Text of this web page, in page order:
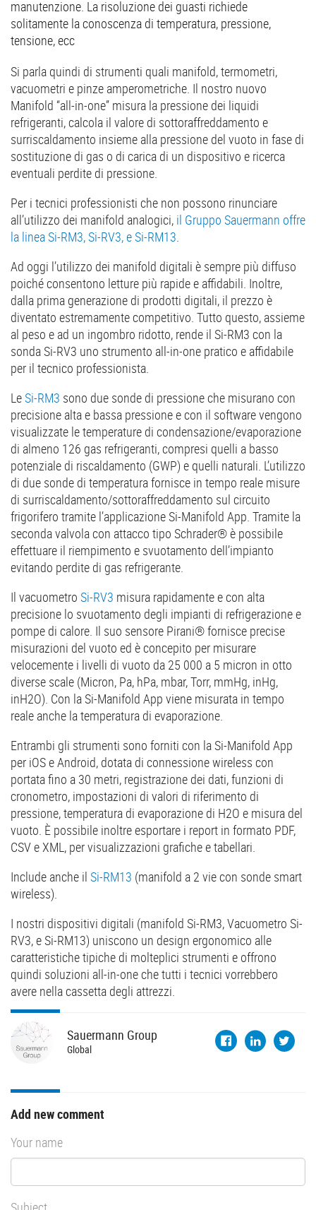
manutenzione. La risoluzione dei guasti richiede
solitamente la conoscenza di temperatura, pressione,
tensione, ecc
Si parla quindi di strumenti quali manifold, termometri,
vacuometri e pinze amperometriche. Il nostro nuovo
Manifold “all-in-one” misura la pressione dei liquidi
refrigeranti, calcola il valore di sottoraffreddamento e
surriscaldamento insieme alla pressione del vuoto in fase di
sostituzione di gas o di carica di un dispositivo e ricerca
eventuali perdite di pressione.
Per i tecnici professionisti che non possono rinunciare
all’utilizzo dei manifold analogici, il Gruppo Sauermann offre
la linea Si-RM3, Si-RV3, e Si-RM13
Ad oggi l’utilizzo dei manifold digitali è sempre più diffuso
poiché consentono letture più rapide e affidabili. Inoltre,
dalla prima generazione di prodotti digitali, il prezzo è
diventato estremamente competitivo. Tutto questo, assieme
al peso e ad un ingombro ridotto, rende il Si-RM3 con la
sonda Si-RV3 uno strumento all-in-one pratico e affidabile
per il tecnico professionista.
LeSi-RM3 sono due sonde di pressione che misurano con
precisione alta e bassa pressione e con il software vengono
visualizzate le temperature di condensazione/evaporazione
di almeno 126 gas refrigeranti, compresi quelli a basso
potenziale di riscaldamento (GWP) e quelli naturali. L’utilizzo
di due sonde di temperatura fornisce in tempo reale misure
di surriscaldamento/sottoraffreddamento sul circuito
frigorifero tramite l’applicazione Si-Manifold App. Tramite la
seconda valvola con attacco tipo Schrader® è possibile
effettuare il riempimento e svuotamento dell’impianto
evitando perdite di gas refrigerante.
Il vacuometro Si-RV3 misura rapidamente e con alta
precisione lo svuotamento degli impianti di refrigerazione e
pompe di calore. Il suo sensore Pirani® fornisce precise
misurazioni del vuoto ed è concepito per misurare
velocemente i livelli di vuoto da 25 000 a 5 micron in otto
diverse scale (Micron, Pa, hPa, mbar, Torr, mmHg, inHg,
inH2O). Con la Si-Manifold App viene misurata in tempo
reale anche la temperatura di evaporazione.
Entrambi gli strumenti sono forniti con la Si-Manifold App
per iOS e Android, dotata di connessione wireless con
portata fino a 30 metri, registrazione dei dati, funzioni di
cronometro, impostazioni di valori di riferimento di
pressione, temperatura di evaporazione di H2O e misura del
vuoto. È possibile inoltre esportare i report in formato PDF,
CSV e XML, per visualizzazioni grafiche e tabellari.
Include anche il Si-RM13 (manifold a 2 vie con sonde smart
wireless).
I nostri dispositivi digitali (manifold Si-RM3, Vacuometro Si-
RV3, e Si-RM13) uniscono un design ergonomico alle
caratteristiche tipiche di molteplici strumenti e offrono
quindi soluzioni all-in-one che tutti i tecnici vorrebbero
avere nella cassetta degli attrezzi.
Sauermann Group
Global
Add new comment
Your name